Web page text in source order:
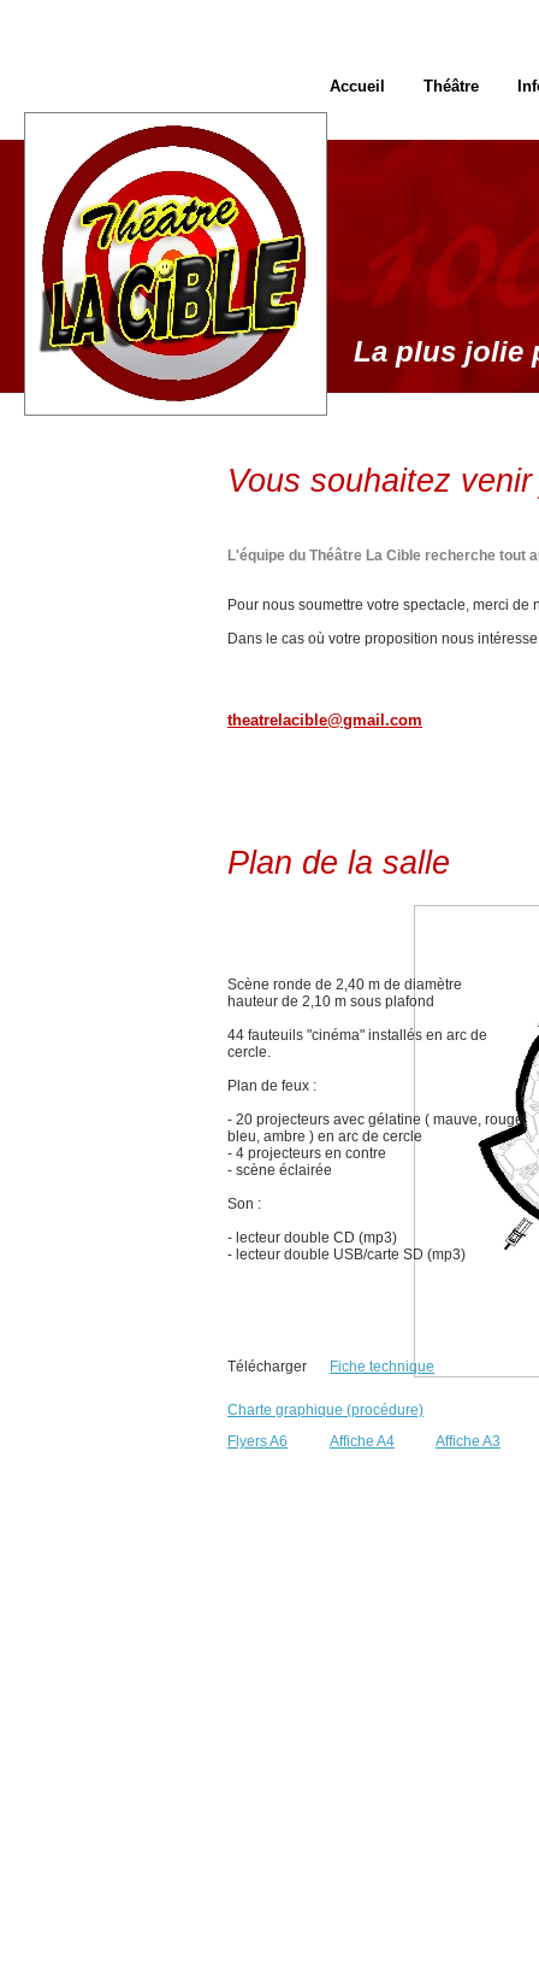
Vous souhaitez
L'équipe du Théâtre La Cible recherche tout
Pour nous soumettre votre spectacle, merci
Dans le cas où votre proposition nous
Plan de la salle
La plus jolie
Accueil Théâtre
theatrelacible@gmail.com
Scène ronde de 2,40 m de diamètre
hauteur de 2,10 m sous plafond
44 fauteuils "cinéma" installés en arc de
cercle.
Plan de feux :
- 20 projecteurs avec gélatine ( mauve, rouge,
bleu, ambre ) en arc de cercle
- 4 projecteurs en contre
- scène éclairée
Son :
- lecteur double CD (mp3)
- lecteur double USB/carte SD (mp3)
Télécharger Fiche technique
Charte graphique (procédure)
Flyers A6
Affiche A4 Affiche A3